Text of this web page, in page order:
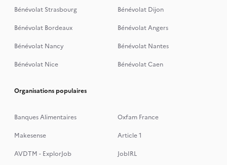
Bénévolat Strasbourg
Bénévolat Dijon
Bénévolat Bordeaux
Bénévolat Angers
Bénévolat Nancy
Bénévolat Nantes
Bénévolat Nice
Bénévolat Caen
Organisations populaires
Banques Alimentaires
Oxfam France
Makesense
Article 1
AVDTM - ExplorJob
JobIRL